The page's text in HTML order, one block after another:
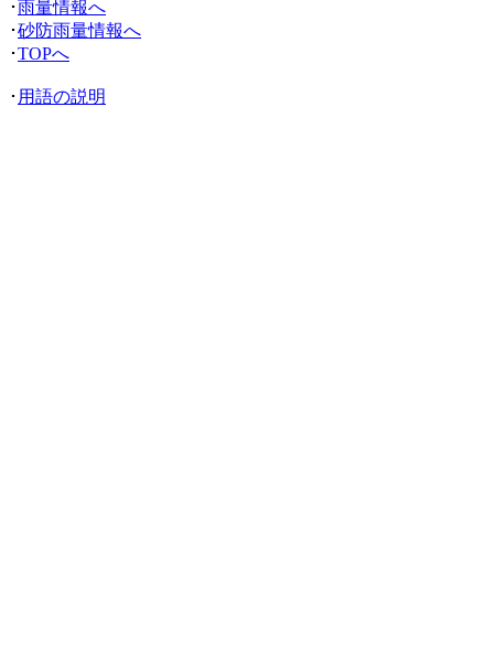
･雨量情報へ
･砂防雨量情報へ
･TOPへ
･ 用語の説明